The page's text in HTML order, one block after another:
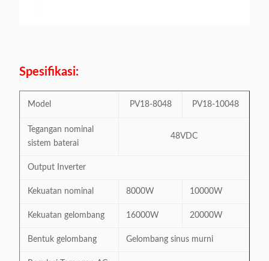
Spesifikasi:
Model PV18-8048 PV18-10048
Tegangan nominal
sistem baterai
48VDC
Output Inverter
Kekuatan nominal 8000W 10000W
Kekuatan gelombang 16000W 20000W
Bentuk gelombang Gelombang sinus murni